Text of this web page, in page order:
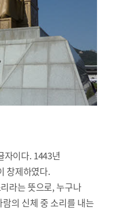
자이다. 1443년
창제하였다.
라는 뜻으로, 누구나
의 신체 중 소리를 내는